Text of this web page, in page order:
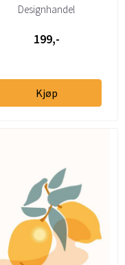
Designhandel
199,-
Kjøp